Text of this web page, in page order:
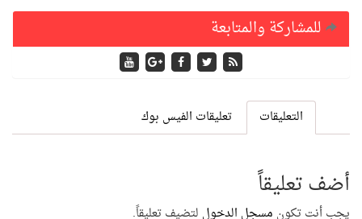
للمشاركة والمتابعة
التعليقات تعليقات الفيس بوك
أضف تعليقاً
يجب أنت تكون مسجل الدخول لتضيف تعليقاً.